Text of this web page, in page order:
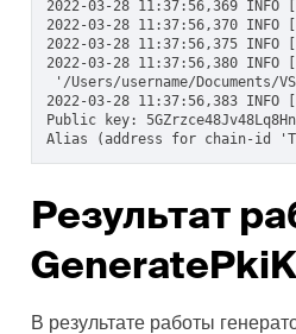
2022-03-28 11:37:56,369
2022-03-28 11:37:56,370
2022-03-28 11:37:56,375
2022-03-28 11:37:56,380
'/Users/username/Documents/
2022-03-28 11:37:56,383
Public key:
Результат
В результате работы